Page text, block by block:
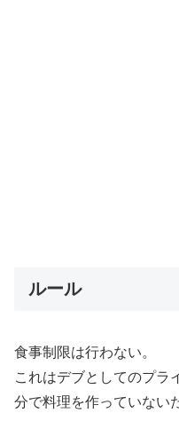
ルール
食事制限は行わない。
これはデブとしてのプラ
分で料理を作っていない